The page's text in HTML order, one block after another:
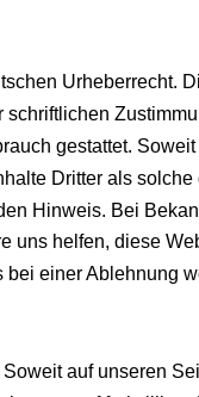
Urheberrecht.
gestattet.
Dritter als
Hinweis. Bei
auf unseren
helfen, diese
einer Ablehnung